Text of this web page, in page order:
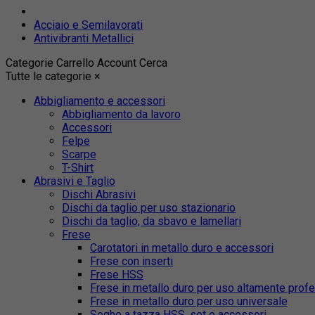
Acciaio e Semilavorati
Antivibranti Metallici
Categorie Carrello Account Cerca
Tutte le categorie ×
Abbigliamento e accessori
Abbigliamento da lavoro
Accessori
Felpe
Scarpe
T-Shirt
Abrasivi e Taglio
Dischi Abrasivi
Dischi da taglio per uso stazionario
Dischi da taglio, da sbavo e lamellari
Frese
Carotatori in metallo duro e accessori
Frese con inserti
Frese HSS
Frese in metallo duro per uso altamente
Frese in metallo duro per uso universale